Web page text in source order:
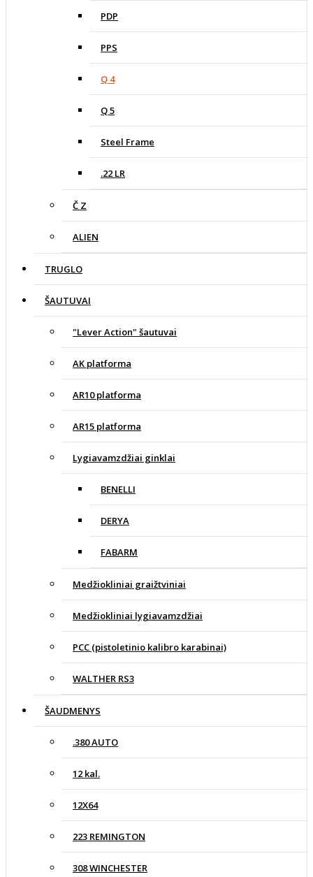
PDP
PPS
Q 4
Q 5
Steel Frame
.22 LR
Č Z
ALIEN
TRUGLO
ŠAUTUVAI
"Lever Action" šautuvai
AK platforma
AR10 platforma
AR15 platforma
Lygiavamzdžiai ginklai
BENELLI
DERYA
FABARM
Medžiokliniai graižtviniai
Medžiokliniai lygiavamzdžiai
PCC (pistoletinio kalibro karabinai)
WALTHER RS3
ŠAUDMENYS
.380 AUTO
12 kal.
12X64
223 REMINGTON
308 WINCHESTER